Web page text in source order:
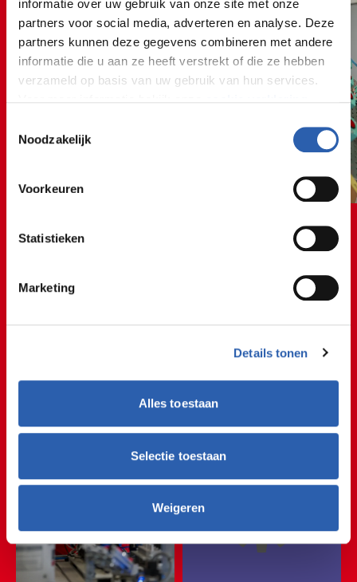
informatie over uw gebruik van onze site met onze
partners voor social media, adverteren en analyse. Deze
partners kunnen deze gegevens combineren met andere
informatie die u aan ze heeft verstrekt of die ze hebben
verzameld op basis van uw gebruik van hun services.
We werken samen met
die uw gegevens
Noodzakelijk
Voorkeuren
Statistieken
Marketing
Details tonen
Alles toestaan
Selectie toestaan
Weigeren
Proces
⚙️